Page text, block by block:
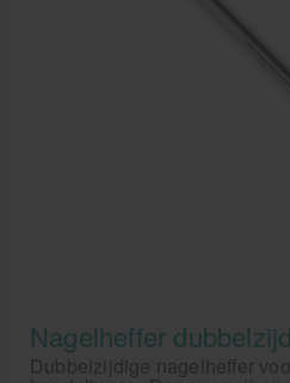
Nagelheffer
Dubbelzijdige nagelheffer